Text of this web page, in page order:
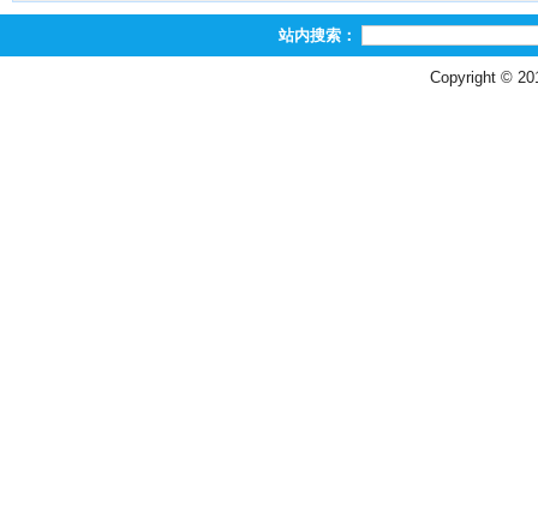
站内搜索：
Copyright ©